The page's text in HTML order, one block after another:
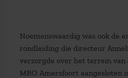
Noemenswaardig was ook de
rondleiding die directeur
verzorgde over het terrein van
MBO Amersfoort aangesloten